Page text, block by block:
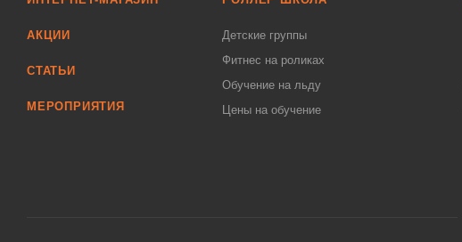
АКЦИИ
СТАТЬИ
МЕРОПРИЯТИЯ
Детские группы
Фитнес на роликах
Обучение на льду
Цены на обучение